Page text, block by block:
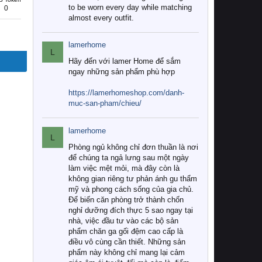
0
to be worn every day while matching
almost every outfit.
L
lamerhome
Hãy đến với lamer Home để sắm
ngay những sản phẩm phù hợp
https://lamerhomeshop.com/danh-
muc-san-pham/chieu/
L
lamerhome
Phòng ngủ không chỉ đơn thuần là nơi
để chúng ta ngả lưng sau một ngày
làm việc mệt mỏi, mà đây còn là
không gian riêng tư phản ánh gu thẩm
mỹ và phong cách sống của gia chủ.
Để biến căn phòng trở thành chốn
nghỉ dưỡng đích thực 5 sao ngay tại
nhà, việc đầu tư vào các bộ sản
phẩm chăn ga gối đệm cao cấp là
điều vô cùng cần thiết. Những sản
phẩm này không chỉ mang lại cảm